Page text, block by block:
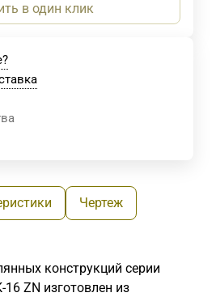
в один клик
Чертеж
конструкций серии
ZN изготовлен из